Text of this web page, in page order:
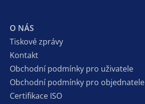
O NÁS
Tiskové zprávy
Kontakt
Obchodní podmínky pro uživatele
Obchodní podmínky pro objednatele
Certifikace ISO